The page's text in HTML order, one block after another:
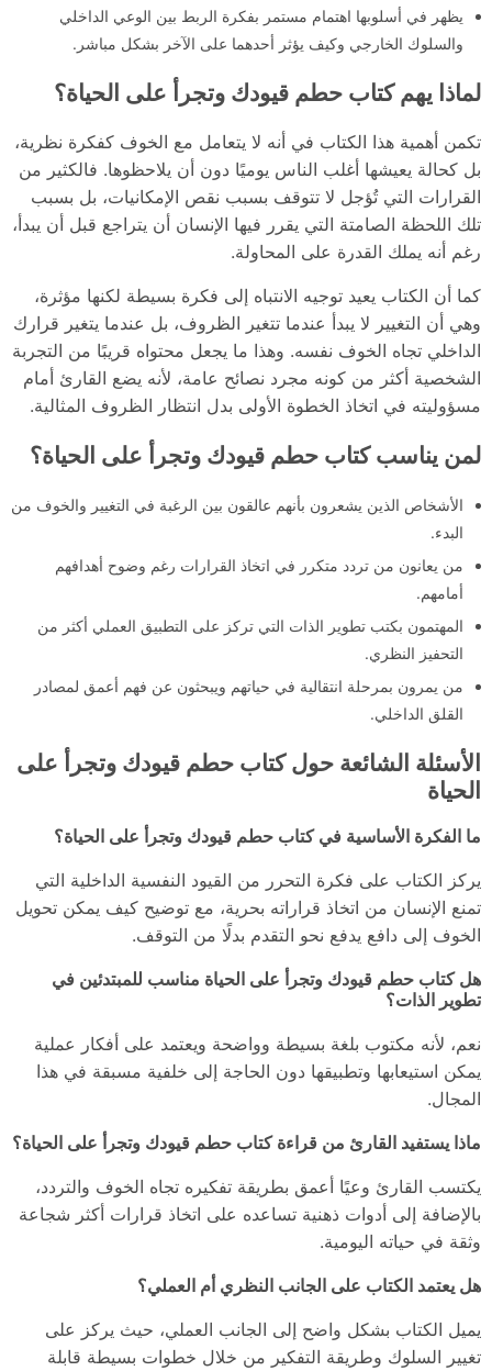
يظهر في أسلوبها اهتمام مستمر بفكرة الربط بين الوعي الداخلي
والسلوك الخارجي وكيف يؤثر أحدهما على الآخر بشكل مباشر.
لماذا يهم كتاب حطم قيودك وتجرأ على الحياة؟
تكمن أهمية هذا الكتاب في أنه لا يتعامل مع الخوف كفكرة نظرية،
بل كحالة يعيشها أغلب الناس يوميًا دون أن يلاحظوها. فالكثير من
القرارات التي تُؤجل لا تتوقف بسبب نقص الإمكانيات، بل بسبب
تلك اللحظة الصامتة التي يقرر فيها الإنسان أن يتراجع قبل أن يبدأ،
رغم أنه يملك القدرة على المحاولة.
كما أن الكتاب يعيد توجيه الانتباه إلى فكرة بسيطة لكنها مؤثرة،
وهي أن التغيير لا يبدأ عندما تتغير الظروف، بل عندما يتغير قرارك
الداخلي تجاه الخوف نفسه. وهذا ما يجعل محتواه قريبًا من التجربة
الشخصية أكثر من كونه مجرد نصائح عامة، لأنه يضع القارئ أمام
مسؤوليته في اتخاذ الخطوة الأولى بدل انتظار الظروف المثالية.
لمن يناسب كتاب حطم قيودك وتجرأ على الحياة؟
الأشخاص الذين يشعرون بأنهم عالقون بين الرغبة في التغيير والخوف من
البدء.
من يعانون من تردد متكرر في اتخاذ القرارات رغم وضوح أهدافهم
أمامهم.
المهتمون بكتب تطوير الذات التي تركز على التطبيق العملي أكثر من
التحفيز النظري.
من يمرون بمرحلة انتقالية في حياتهم ويبحثون عن فهم أعمق لمصادر
القلق الداخلي.
الأسئلة الشائعة حول كتاب حطم قيودك وتجرأ على
الحياة
ما الفكرة الأساسية في كتاب حطم قيودك وتجرأ على الحياة؟
يركز الكتاب على فكرة التحرر من القيود النفسية الداخلية التي
تمنع الإنسان من اتخاذ قراراته بحرية، مع توضيح كيف يمكن تحويل
الخوف إلى دافع يدفع نحو التقدم بدلًا من التوقف.
هل كتاب حطم قيودك وتجرأ على الحياة مناسب للمبتدئين في
تطوير الذات؟
نعم، لأنه مكتوب بلغة بسيطة وواضحة ويعتمد على أفكار عملية
يمكن استيعابها وتطبيقها دون الحاجة إلى خلفية مسبقة في هذا
المجال.
ماذا يستفيد القارئ من قراءة كتاب حطم قيودك وتجرأ على الحياة؟
يكتسب القارئ وعيًا أعمق بطريقة تفكيره تجاه الخوف والتردد،
بالإضافة إلى أدوات ذهنية تساعده على اتخاذ قرارات أكثر شجاعة
وثقة في حياته اليومية.
هل يعتمد الكتاب على الجانب النظري أم العملي؟
يميل الكتاب بشكل واضح إلى الجانب العملي، حيث يركز على
تغيير السلوك وطريقة التفكير من خلال خطوات بسيطة قابلة